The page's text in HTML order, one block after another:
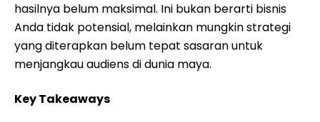
hasilnya belum maksimal. Ini bukan berarti bisnis
Anda tidak potensial, melainkan mungkin strategi
yang diterapkan belum tepat sasaran untuk
menjangkau audiens di dunia maya.
Key Takeaways